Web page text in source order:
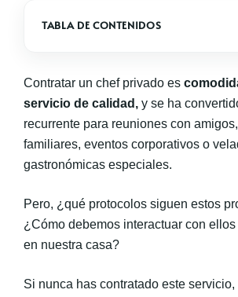
Contratar un chef privado es
servicio de calidad, y se ha
recurrente para reuniones con
familiares, eventos corporativos o
gastronómicas especiales.
Pero, ¿qué protocolos siguen estos
¿Cómo debemos interactuar con
en nuestra casa?
Si nunca has contratado este servicio,